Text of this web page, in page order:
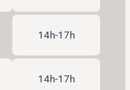
14h-17h
14h-17h